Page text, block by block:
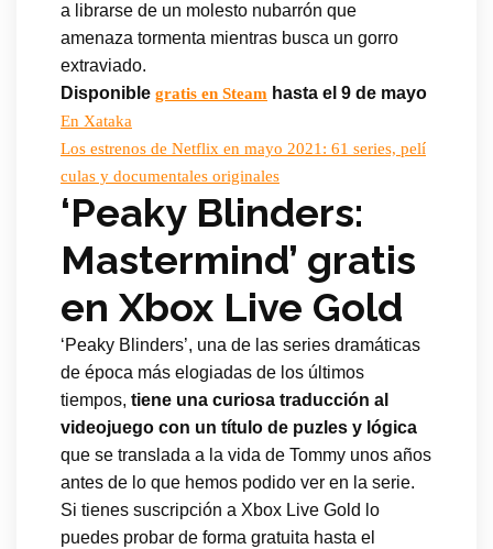
a librarse de un molesto nubarrón que
amenaza tormenta mientras busca un gorro
extraviado.
Disponible gratis en Steam hasta el 9 de mayo
En Xataka
Los estrenos de Netflix en mayo 2021: 61 series, pelí
culas y documentales originales
‘Peaky Blinders:
Mastermind’ gratis
en Xbox Live Gold
‘Peaky Blinders’, una de las series dramáticas
de época más elogiadas de los últimos
tiempos, tiene una curiosa traducción al
videojuego con un título de puzles y lógica
que se translada a la vida de Tommy unos años
antes de lo que hemos podido ver en la serie.
Si tienes suscripción a Xbox Live Gold lo
puedes probar de forma gratuita hasta el